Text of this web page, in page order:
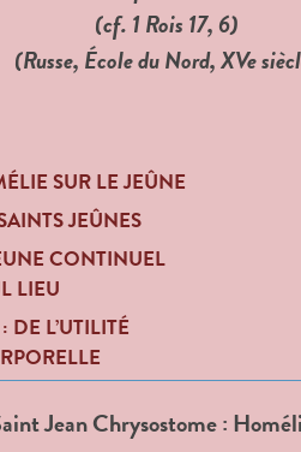
(cf. 1 Rois 17, 6)
(Russe, École du Nord, XVe
SUR LE JEÛNE
JEÛNES
CONTINUEL
LIEU
L’UTILITÉ
Jean Chrysostome :